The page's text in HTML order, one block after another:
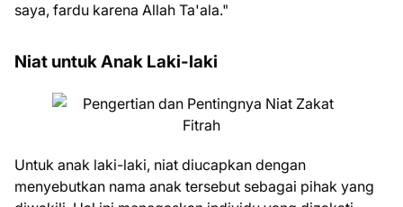
saya, fardu karena Allah Ta'ala."
Niat untuk Anak Laki-laki
Untuk anak laki-laki, niat diucapkan dengan
menyebutkan nama anak tersebut sebagai pihak yang